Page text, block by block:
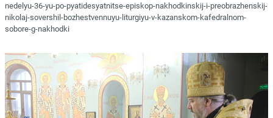
nedelyu-36-yu-po-pyatidesyatnitse-episkop-nakhodkinskij-i-preobrazhenskij-
nikolaj-sovershil-bozhestvennuyu-liturgiyu-v-kazanskom-kafedralnom-
sobore-g-nakhodki